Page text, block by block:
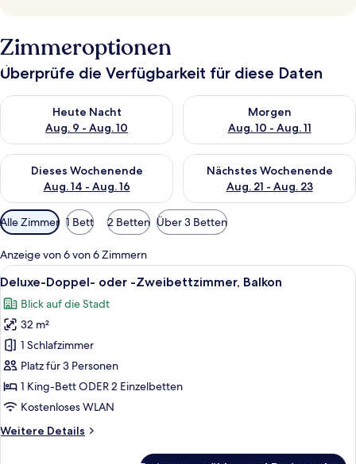
Zimmeroptionen
Überprüfe die Verfügbarkeit für diese Daten
Heute Nacht
Aug. 9 - Aug. 10
Überprüfe die Verfügbarkeit für heute Nacht, Aug. 9 - Aug.
Morgen
Aug. 10 - Aug. 11
Überprüfe die Verfügbarkeit
Dieses Wochenende
Aug. 14 - Aug. 16
Überprüfe die Verfügbarkeit für dieses Wochenende, Aug. 14
Nächstes Wochenende
Aug. 21 - Aug. 23
Überprüfe die Verfügbarkeit
Verfügbare
Filter
für
Zimmer
Alle Zimmer 1 Bett 2 Betten Über 3 Betten
Anzeige von 6 von 6 Zimmern
Alle
Fotos
für
Deluxe-
Doppel-
oder
-
Zweibettzimmer,
anzeigen
Ein Hotelzimmer mit einem großen
9
Deluxe-Doppel- oder -Zweibettzimmer, Balkon
Blick auf die Stadt
32 m²
1 Schlafzimmer
Platz für 3 Personen
1 King-Bett ODER 2 Einzelbetten
Kostenloses WLAN
Weitere Details
Weitere